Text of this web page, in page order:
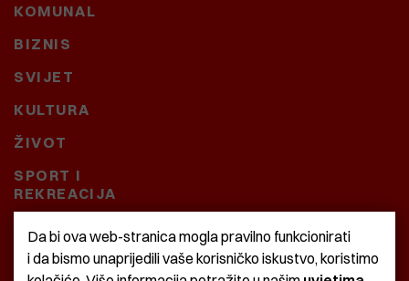
KOMUNAL
BIZNIS
SVIJET
KULTURA
ŽIVOT
SPORT I
REKREACIJA
BAŠTARDINI I PRAVI
Da bi ova web-stranica mogla pravilno funkcionirati
i da bismo unaprijedili vaše korisničko iskustvo, koristimo